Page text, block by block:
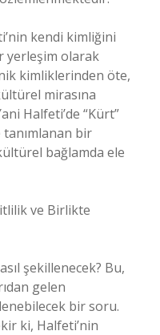
kendi kimliğini
yerleşim olarak
kimliklerinden öte,
mirasına
Halfeti’de “Kürt”
bir
bağlamda ele
ve Birlikte
şekillenecek? Bu,
gelen
bir soru.
ki, Halfeti’nin